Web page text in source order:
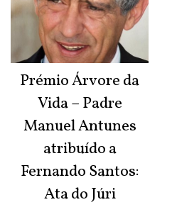
Prémio Árvore da
Vida – Padre
Manuel Antunes
atribuído a
Fernando Santos:
Ata do Júri